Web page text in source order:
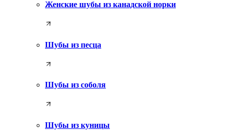
Женские шубы из канадской норки
Шубы из песца
Шубы из соболя
Шубы из куницы